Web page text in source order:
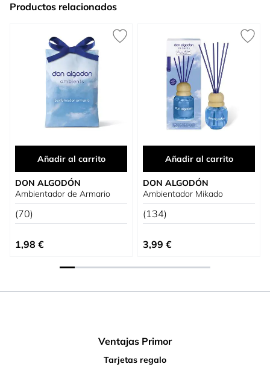
Productos relacionados
Añadir al carrito
DON ALGODÓN
Ambientador de Armario
(70)
1,98 €
Añadir al carrito
DON ALGODÓN
Ambientador Mikado
(134)
3,99 €
Ventajas Primor
Tarjetas regalo